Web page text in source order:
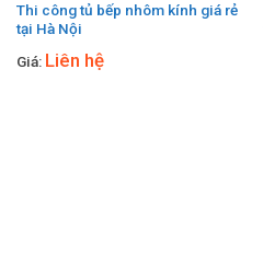
Thi công tủ bếp nhôm kính giá rẻ
tại Hà Nội
Giá: Liên hệ